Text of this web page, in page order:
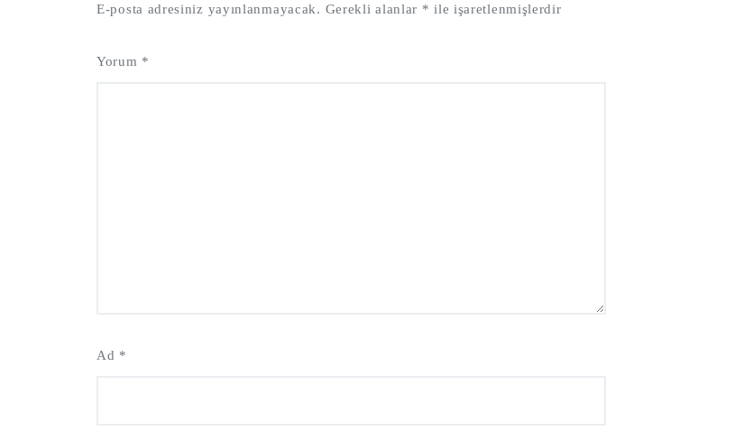
E-posta adresiniz yayınlanmayacak. Gerekli alanlar * ile işaretlenmişlerdir
Yorum *
Ad *